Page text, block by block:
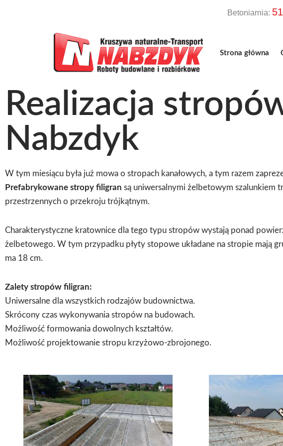
Betoniarnia:
Strona główna
Realizacja
Nabzdyk
W tym miesiącu była już mowa o stropach kanałowych, a tym razem
Prefabrykowane stropy filigran są uniwersalnymi żelbetowym szalunkiem
przestrzennych o przekroju trójkątnym.
Charakterystyczne kratownice dla tego typu stropów wystają ponad
żelbetowego. W tym przypadku płyty stopowe układane na stropie mają
ma 18 cm.
Zalety stropów filigran:
Uniwersalne dla wszystkich rodzajów budownictwa.
Skrócony czas wykonywania stropów na budowach.
Możliwość formowania dowolnych kształtów.
Możliwość projektowanie stropu krzyżowo-zbrojonego.